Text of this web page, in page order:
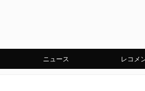
ニュース レコメ